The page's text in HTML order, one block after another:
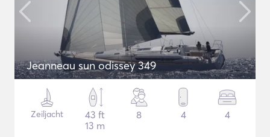
Jeanneau sun odissey 349
Zeiljacht
43 ft
13 m
8 4 4